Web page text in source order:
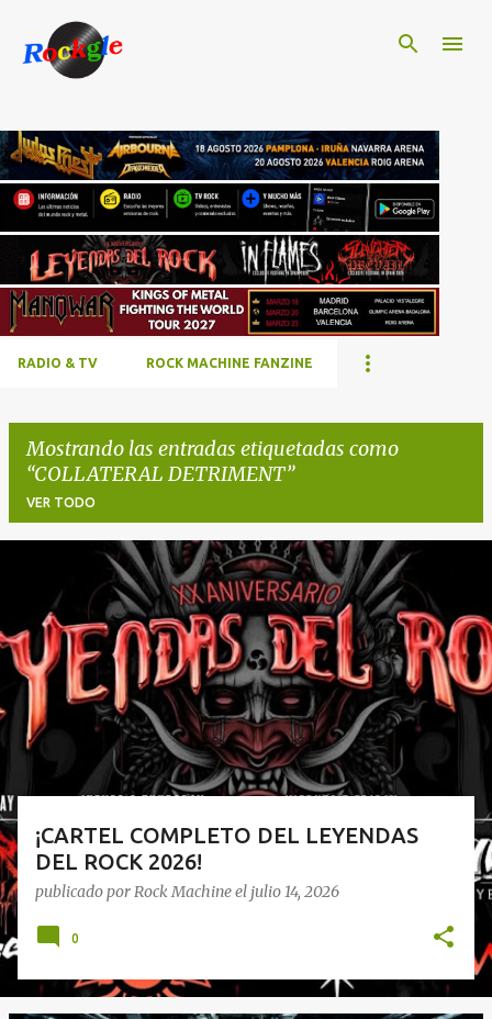
RADIO & TV ROCK MACHINE FANZINE
Mostrando las entradas etiquetadas como
COLLATERAL DETRIMENT
VER TODO
t
a
d
s
¡CARTEL COMPLETO DEL LEYENDAS
DEL ROCK 2026!
publicado porRock Machineel julio 14, 2026
0